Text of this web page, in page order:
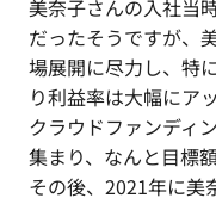
美奈子さんの入社当
だったそうですが、
場展開に尽力し、特
り利益率は大幅にア
クラウドファンディ
集まり、なんと目標
その後、2021年に美